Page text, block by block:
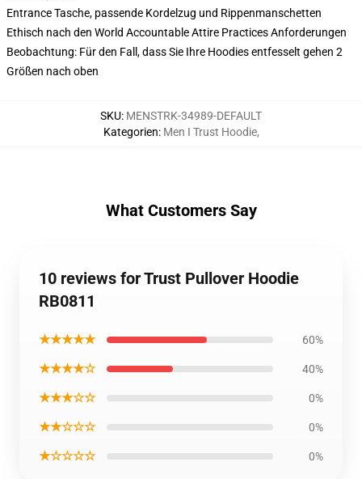
Entrance Tasche, passende Kordelzug und Rippenmanschetten
Ethisch nach den World Accountable Attire Practices Anforderungen
Beobachtung: Für den Fall, dass Sie Ihre Hoodies entfesselt gehen 2
Größen nach oben
SKU: MENSTRK-34989-DEFAULT
Kategorien: Men I Trust Hoodie,
What Customers Say
10 reviews for Trust Pullover Hoodie
RB0811
★★★★★ 60%
★★★★☆ 40%
★★★☆☆ 0%
★★☆☆☆ 0%
★☆☆☆☆ 0%